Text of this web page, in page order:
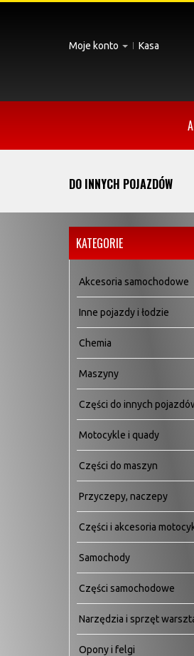
Moje konto Kasa
DO INNYCH POJAZDÓW
KATEGORIE
Akcesoria samochodowe
Inne pojazdy i łodzie
Chemia
Maszyny
Części do innych
Motocykle i quady
Części do maszyn
Przyczepy, naczepy
Części i akcesoria
Samochody
Części samochodowe
Narzędzia i sprzęt
Opony i felgi